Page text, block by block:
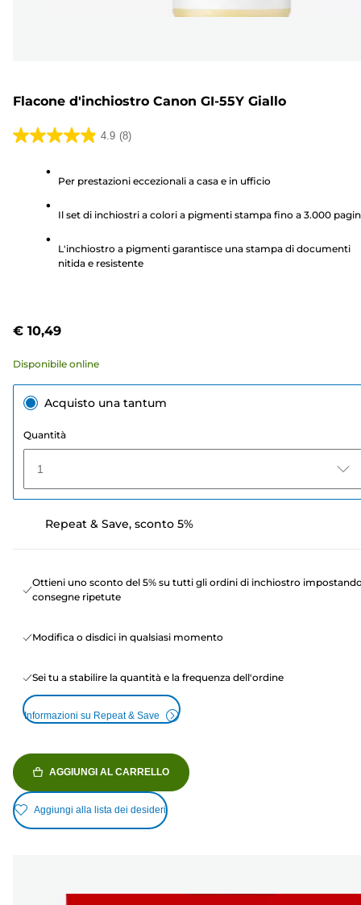
Flacone d'inchiostro Canon GI-55Y Giallo
4.9 (8)
4.9
stelle.
recensioni
Per prestazioni eccezionali a casa e in ufficio
Il set di inchiostri a colori a pigmenti stampa fino a 3.000
L'inchiostro a pigmenti garantisce una stampa di documenti
nitida e resistente
€ 10,49
Disponibile online
Acquisto una tantum
Quantità
1
Repeat & Save, sconto 5%
Ottieni uno sconto del 5% su tutti gli ordini di inchiostro
consegne ripetute
Modifica o disdici in qualsiasi momento
Sei tu a stabilire la quantità e la frequenza dell'ordine
Informazioni su Repeat & Save
AGGIUNGI AL CARRELLO
Aggiungi alla lista dei desideri